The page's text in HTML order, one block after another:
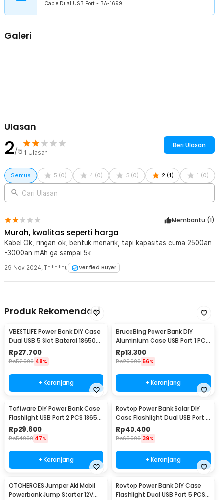
Cable Dual USB Port - BA-1699
Galeri
Ulasan
2/5 1 Ulasan
Beri Ulasan
Semua 5 (0) 4 (0) 3 (0) 2 (1 ) 1 (0)
Cari Ulasan
Membantu (1)
Murah, kwalitas seperti harga
Kabel Ok, ringan ok, bentuk menarik, tapi kapasitas cuma 2500an
-3000an mAh ga sampai 5k
29 Nov 2024, T*****u Verified Buyer
Produk Rekomendasi
VBESTLIFE Power Bank DIY Case
Dual USB 5 Slot Baterai 18650
Flat Top - YDJ-009HX
Rp27.700
Rp52.900 48%
+ Keranjang
BruceBing Power Bank DIY
Aluminium Case USB Port 1 PCS
18650 Flat Top - M3
Rp13.300
Rp29.900 56%
+ Keranjang
Taffware DIY Power Bank Case
Flashlight USB Port 2 PCS 18650
Flat Top - M06
Rp29.600
Rp54.900 47%
+ Keranjang
Rovtop Power Bank Solar DIY
Case Flashlight Dual USB Port 5
PCS 18650 - 4NB1
Rp40.400
Rp65.900 39%
+ Keranjang
OTOHEROES Jumper Aki Mobil
Powerbank Jump Starter 12V
Rovtop Power Bank DIY Case
Flashlight Dual USB Port 5 PCS